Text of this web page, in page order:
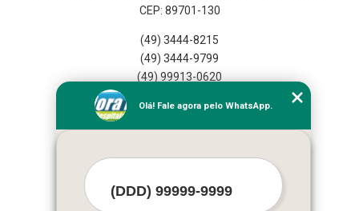
CEP: 89701-130
(49) 3444-8215
(49) 3444-9799
(49) 99913-0620
Home
Contato
Olá! Fale agora pelo WhatsApp.